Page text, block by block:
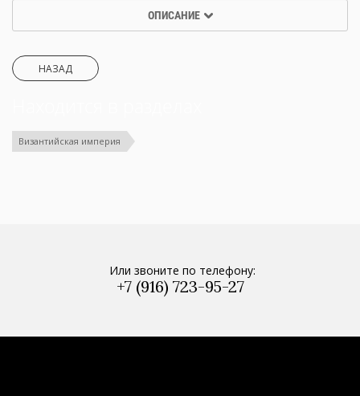
ОПИСАНИЕ
НАЗАД
Византийская империя
Или звоните по телефону:
+7 (916) 723-95-27